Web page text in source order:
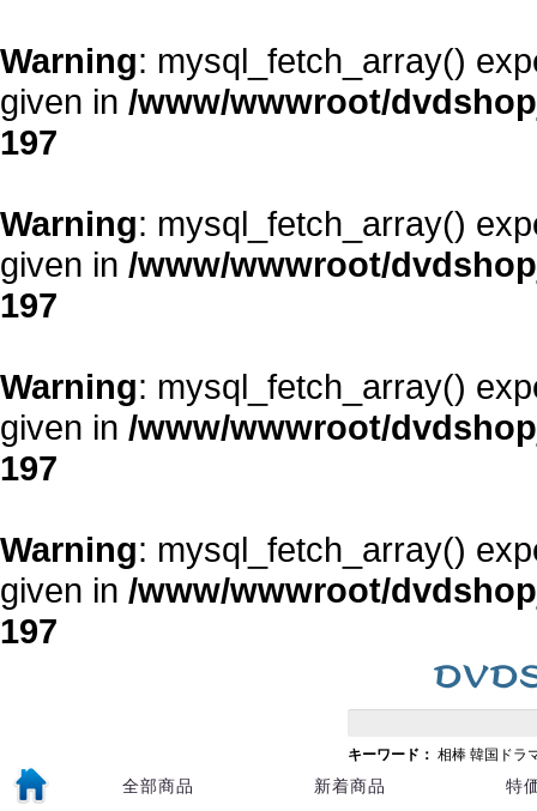
Warning: mysql_fetch_array()
given in /www/wwwroot/
197
Warning: mysql_fetch_array()
given in /www/wwwroot/
197
Warning: mysql_fetch_array()
given in /www/wwwroot/
197
Warning: mysql_fetch_array()
given in /www/wwwroot/
197
キーワード： 相棒 韓国ドラ
全部商品 新着商品 特